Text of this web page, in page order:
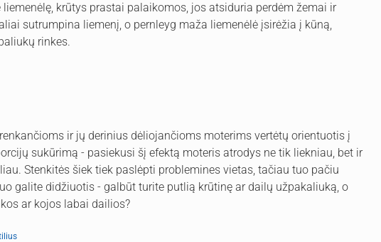
liemenėlę, krūtys prastai palaikomos, jos atsiduria perdėm žemai ir
sutrumpina liemenį, o pernleyg maža liemenėlė įsirėžia į kūną,
rinkes.
ir jų derinius dėliojančioms moterims vertėtų orientuotis į
sukūrimą - pasiekusi šį efektą moteris atrodys ne tik liekniau, bet ir
Stenkitės šiek tiek paslėpti problemines vietas, tačiau tuo pačiu
galite didžiuotis - galbūt turite putlią krūtinę ar dailų užpakaliuką, o
ar kojos labai dailios?